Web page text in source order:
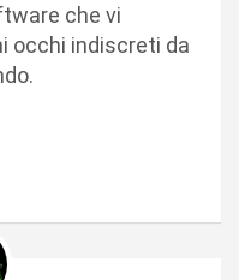
che vi
occhi indiscreti da